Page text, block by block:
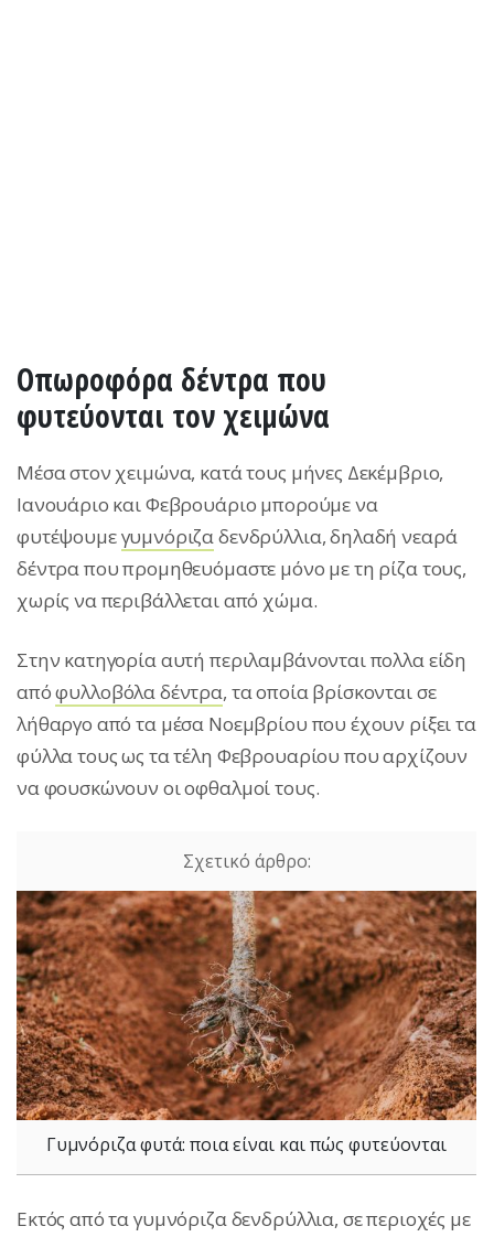
Οπωροφόρα δέντρα που
φυτεύονται τον χειμώνα
Μέσα στον χειμώνα, κατά τους μήνες Δεκέμβριο,
Ιανουάριο και Φεβρουάριο μπορούμε να
φυτέψουμεγυμνόριζαδενδρύλλια, δηλαδή νεαρά
δέντρα που προμηθευόμαστε μόνο με τη ρίζα τους,
χωρίς να περιβάλλεται από χώμα.
Στην κατηγορία αυτή περιλαμβάνονται πολλα είδη
απόφυλλοβόλα δέντρα, τα οποία βρίσκονται σε
λήθαργο από τα μέσα Νοεμβρίου που έχουν ρίξει τα
φύλλα τους ως τα τέλη Φεβρουαρίου που αρχίζουν
να φουσκώνουν οι οφθαλμοί τους.
Γυμνόριζα φυτά: ποια είναι και πώς φυτεύονται
Εκτός από τα γυμνόριζα δενδρύλλια, σε περιοχές με